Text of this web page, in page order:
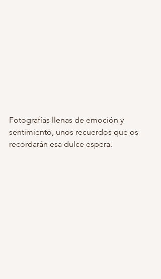
Fotografías llenas de emoción y
sentimiento, unos recuerdos que os
recordarán esa dulce espera.